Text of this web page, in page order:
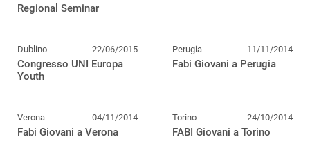
Regional Seminar
Dublino 22/06/2015
Congresso UNI Europa
Youth
Perugia 11/11/2014
Fabi Giovani a Perugia
Verona 04/11/2014
Fabi Giovani a Verona
Torino 24/10/2014
FABI Giovani a Torino